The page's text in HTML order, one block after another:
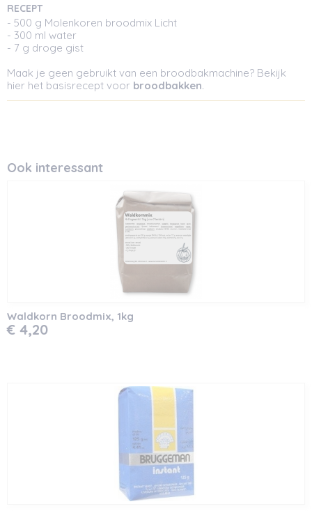
RECEPT
- 500 g Molenkoren broodmix Licht
- 300 ml water
- 7 g droge gist
Maak je geen gebruikt van een broodbakmachine? Bekijk
hier het basisrecept voor broodbakken.
Ook interessant
Waldkorn Broodmix, 1kg
€ 4,20